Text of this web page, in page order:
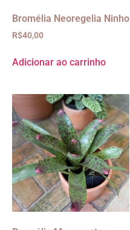
Bromélia Neoregelia Ninho
R$40,00
Adicionar ao carrinho